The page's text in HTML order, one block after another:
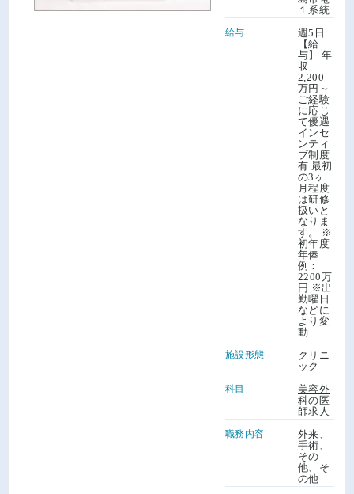
１系統
給与
週5日
【給
与】 年
収
2,200
万円～
ご経験
に応じ
て優遇
インセ
ンティ
ブ制度
有 最初
の3ヶ
月程度
は研修
扱いと
なりま
す。 ※
初年度
年俸
例：
2200万
円 ※出
勤曜日
などに
より変
動
施設形態
クリニ
ック
科目
美容外
科の医
師求人
職務内容
外来、
手術、
その
他、そ
の他